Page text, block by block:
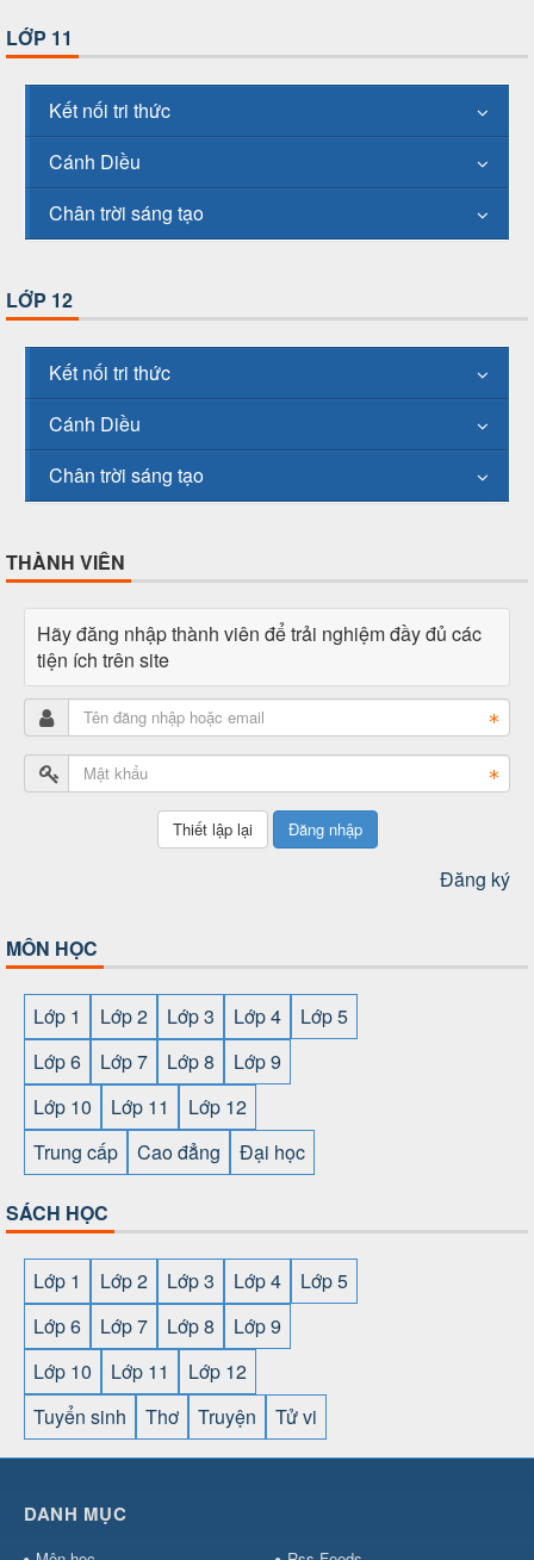
LỚP 11
Kết nối tri thức
Cánh Diều
Chân trời sáng tạo
LỚP 12
Kết nối tri thức
Cánh Diều
Chân trời sáng tạo
THÀNH VIÊN
Hãy đăng nhập thành viên để trải nghiệm đầy đủ các
tiện ích trên site
Đăng nhập
Đăng ký
MÔN HỌC
Lớp 1 Lớp 2 Lớp 3 Lớp 4
Lớp 5
Lớp 6
Lớp 7 Lớp 8
Lớp 9
Lớp 10
Lớp 11
Lớp 12
Trung cấp
Cao đẳng Đại học
SÁCH HỌC
Lớp 1 Lớp 2 Lớp 3 Lớp 4
Lớp 5
Lớp 6
Lớp 7 Lớp 8
Lớp 9
Lớp 10
Lớp 11
Lớp 12
Tuyển sinh
Thơ Truyện Tử vi
cái OPEN88⇔
⇔https://gameb52a.club/ https://taixiuonl.com/
DANH MỤC